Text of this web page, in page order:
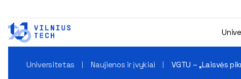
Universitetas Naujienos ir įvykiai VGTU – „Laisvės